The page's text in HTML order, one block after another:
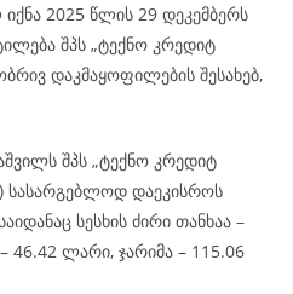
2025 წლის 29 დეკემბერს
შპს „ტექნო კრედიტ
დაკმაყოფილების შესახებ,
შპს „ტექნო კრედიტ
სასარგებლოდ დაეკისროს
სესხის ძირი თანხაა –
46.42 ლარი, ჯარიმა – 115.06